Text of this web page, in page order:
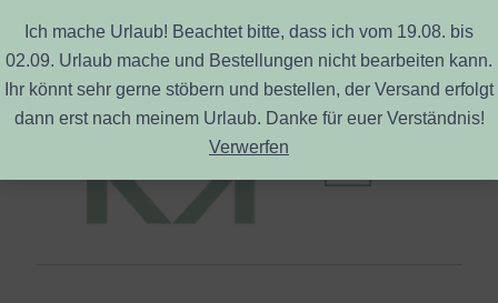
Ich mache Urlaub! Beachtet bitte, dass ich vom 19.08. bis
02.09. Urlaub mache und Bestellungen nicht bearbeiten kann.
Ihr könnt sehr gerne stöbern und bestellen, der Versand erfolgt
dann erst nach meinem Urlaub. Danke für euer Verständnis!
Verwerfen